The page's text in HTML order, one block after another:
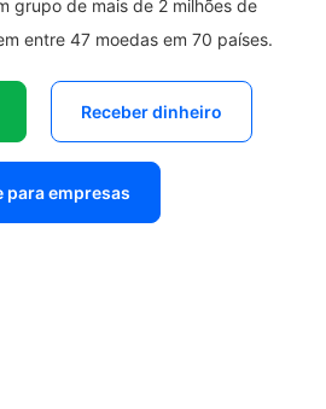
grupo de mais de 2 milhões de
entre 47 moedas em 70 países.
Receber dinheiro
para empresas